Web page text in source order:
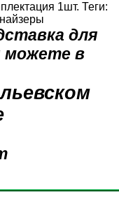
1шт. Теги:
для
можете в